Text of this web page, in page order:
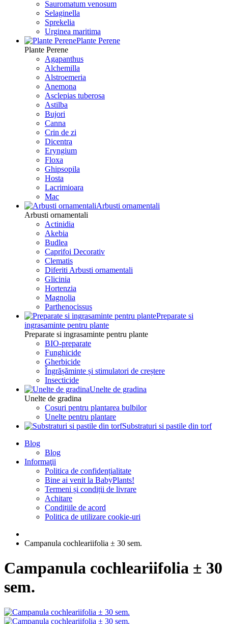
Sauromatum venosum
Selaginella
Sprekelia
Urginea maritima
Plante Perene
Plante Perene
Agapanthus
Alchemilla
Alstroemeria
Anemona
Asclepias tuberosa
Astilba
Bujori
Canna
Crin de zi
Dicentra
Eryngium
Floxa
Ghipsopila
Hosta
Lacrimioara
Mac
Arbusti ornamentali
Arbusti ornamentali
Actinidia
Akebia
Budlea
Caprifoi Decorativ
Clematis
Diferiti Arbusti ornamentali
Glicinia
Hortenzia
Magnolia
Parthenocissus
Preparate si
ingrasaminte pentru plante
Preparate si ingrasaminte pentru plante
BIO-preparate
Funghicide
Gherbicide
Îngrășăminte și stimulatori de creștere
Insecticide
Unelte de gradina
Unelte de gradina
Cosuri pentru plantarea bulbilor
Unelte pentru plantare
Substraturi si pastile din torf
Blog
Blog
Informaţii
Politica de confidențialitate
Bine ai venit la BabyPlants!
Termeni și condiții de livrare
Achitare
Condițiile de acord
Politica de utilizare cookie-uri
Campanula cochleariifolia ± 30 sem.
Campanula cochleariifolia ± 30
sem.